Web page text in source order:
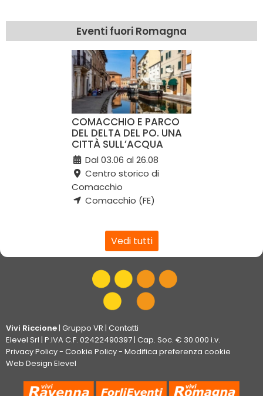
Eventi fuori Romagna
COMACCHIO E PARCO
DEL DELTA DEL PO. UNA
CITTÀ SULL’ACQUA
Dal 03.06 al 26.08
Centro storico di
Comacchio
Comacchio (FE)
Vedi tutti
Vivi Riccione| Gruppo VR | Contatti
Elevel Srl | P.IVA C.F. 02422490397 | Cap. Soc. € 30.000 i.v.
Privacy Policy- Cookie Policy- Modifica preferenza cookie
Web Design Elevel